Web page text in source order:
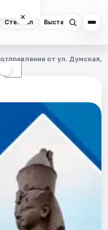
Стендап Выставки
×
☾
от ул. Думская,